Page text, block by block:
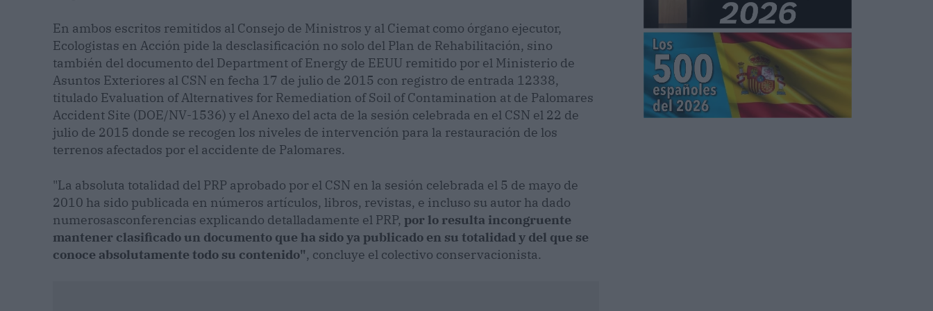
En ambos escritos remitidos al Consejo de Ministros y al Ciemat como órgano ejecutor,
Ecologistas en Acción pide la desclasificación no solo del Plan de Rehabilitación, sino
también del documento del Department of Energy de EEUU remitido por el Ministerio de
Asuntos Exteriores al CSN en fecha 17 de julio de 2015 con registro de entrada 12338,
titulado Evaluation of Alternatives for Remediation of Soil of Contamination at de Palomares
Accident Site (DOE/NV-1536) y el Anexo del acta de la sesión celebrada en el CSN el 22 de
julio de 2015 donde se recogen los niveles de intervención para la restauración de los
terrenos afectados por el accidente de Palomares.
"La absoluta totalidad del PRP aprobado por el CSN en la sesión celebrada el 5 de mayo de
2010 ha sido publicada en números artículos, libros, revistas, e incluso su autor ha dado
numerosasconferencias explicando detalladamente el PRP, por lo resulta incongruente
mantener clasificado un documento que ha sido ya publicado en su totalidad y del que se
conoce absolutamente todo su contenido", concluye el colectivo conservacionista.